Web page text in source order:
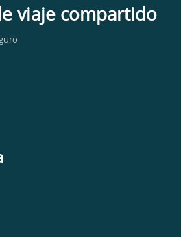
viaje compartido